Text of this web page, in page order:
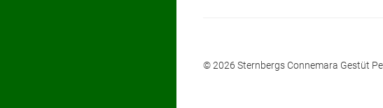
© 2026 Sternbergs Connemara Gestüt